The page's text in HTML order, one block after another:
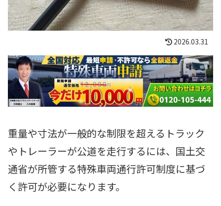
2026.03.31
重量や寸法が一般的な制限を超えるトラック
やトレーラーが公道を走行するには、国土交
通省が所管する特殊車両通行許可制度に基づ
く許可が必要になります。